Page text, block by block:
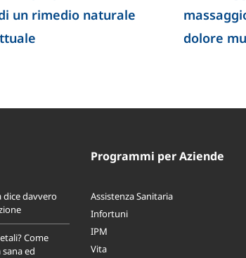
un rimedio naturale
dolore
dice davvero
Come
ed
Programmi per Aziende
Assistenza Sanitaria
Infortuni
IPM
Vita